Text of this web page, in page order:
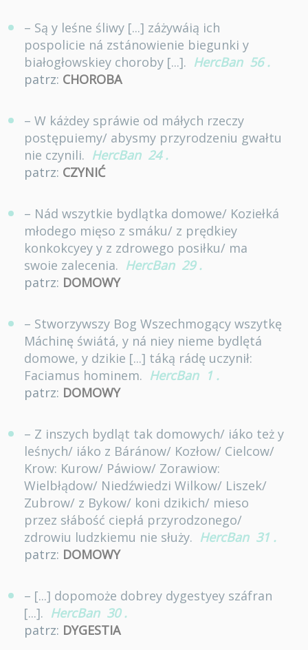
– Są y leśne śliwy [...] záżywáią ich
pospolicie ná zstánowienie biegunki y
białogłowskiey choroby [...]. HercBan 56 .
patrz: CHOROBA
– W káżdey spráwie od máłych rzeczy
postępuiemy/ abysmy przyrodzeniu gwałtu
nie czynili. HercBan 24 .
patrz: CZYNIĆ
– Nád wszytkie bydlątka domowe/ Koziełká
młodego mięso z smáku/ z prędkiey
konkokcyey y z zdrowego posiłku/ ma
swoie zalecenia. HercBan 29 .
patrz: DOMOWY
– Stworzywszy Bog Wszechmogący wszytkę
Máchinę świátá, y ná niey nieme bydlętá
domowe, y dzikie [...] táką rádę uczynił:
Faciamus hominem. HercBan 1 .
patrz: DOMOWY
– Z inszych bydląt tak domowych/ iáko też y
leśnych/ iáko z Báránow/ Kozłow/ Cielcow/
Krow: Kurow/ Páwiow/ Zorawiow:
Wielbłądow/ Niedźwiedzi Wilkow/ Liszek/
Zubrow/ z Bykow/ koni dzikich/ mieso
przez słábość ciepłá przyrodzonego/
zdrowiu ludzkiemu nie służy. HercBan 31 .
patrz: DOMOWY
– [...] dopomoże dobrey dygestyey száfran
[...]. HercBan 30 .
patrz: DYGESTIA